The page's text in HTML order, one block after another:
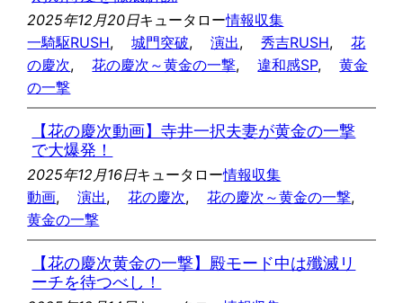
2025年12月20日キュータロー情報収集
一騎駆RUSH, 城門突破, 演出, 秀吉RUSH,
花
の慶次, 花の慶次～黄金の一撃, 違和感SP,
黄金
の一撃
【花の慶次動画】寺井一択夫妻が黄金の一撃
で大爆発！
2025年12月16日キュータロー情報収集
動画, 演出, 花の慶次, 花の慶次～黄金の一撃
黄金の一撃
【花の慶次黄金の一撃】殿モード中は殲滅リ
ーチを待つべし！